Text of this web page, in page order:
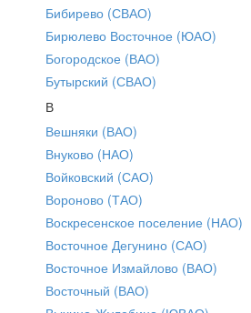
Бибирево (СВАО)
Бирюлево Восточное (ЮАО)
Богородское (ВАО)
Бутырский (СВАО)
В
Вешняки (ВАО)
Внуково (НАО)
Войковский (САО)
Вороново (ТАО)
Воскресенское поселение (НАО)
Восточное Дегунино (САО)
Восточное Измайлово (ВАО)
Восточный (ВАО)